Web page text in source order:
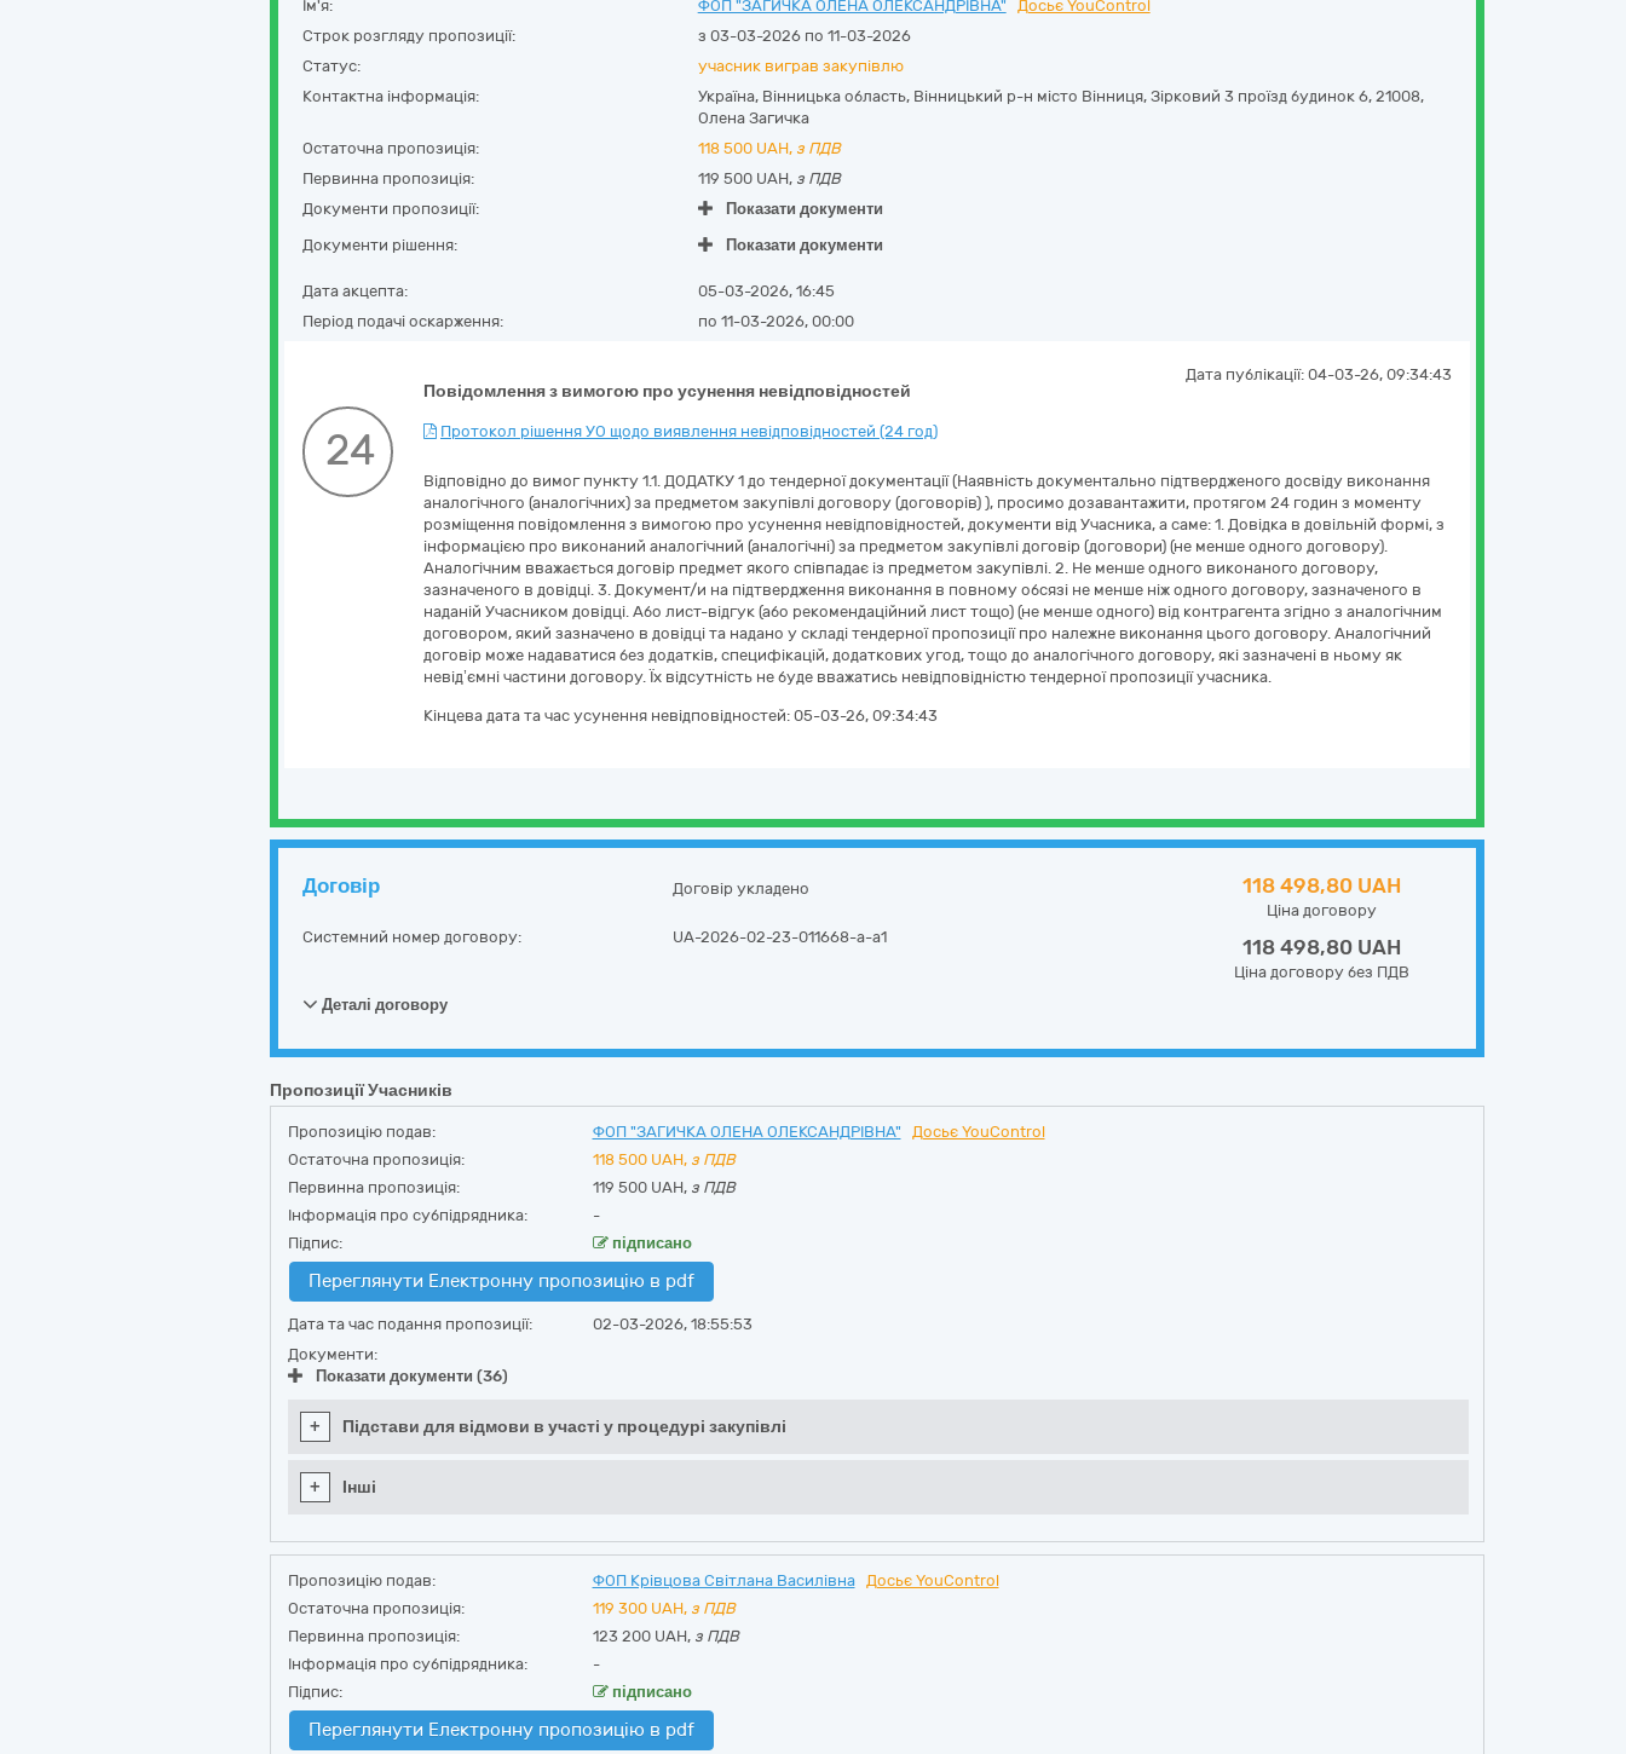
Ім'я:
ФОП "ЗАГИЧКА ОЛЕНА ОЛЕКСАНДРІВНА"
Досьє YouControl
Строк розгляду пропозиції:
з 03-03-2026 по 11-03-2026
Статус:
учасник виграв закупівлю
Контактна інформація:
Україна, Вінницька область, Вінницький р-н місто Вінниця, Зірковий 3 проїзд будинок 6, 21008,
Олена Загичка
Остаточна пропозиція:
118 500 UAH, з ПДВ
Первинна пропозиція:
119 500 UAH, з ПДВ
Документи пропозиції:
Показати документи
Документи рішення:
Показати документи
Дата акцепта:
05-03-2026, 16:45
Період подачі оскарження:
по 11-03-2026, 00:00
Повідомлення з вимогою про усунення невідповідностей
Дата публікації: 04-03-26, 09:34:43
24 Протокол рішення УО щодо виявлення невідповідностей (24 год)
Відповідно до вимог пункту 1.1. ДОДАТКУ 1 до тендерної документації (Наявність документально підтвердженого досвіду виконання
аналогічного (аналогічних) за предметом закупівлі договору (договорів) ), просимо дозавантажити, протягом 24 годин з моменту
розміщення повідомлення з вимогою про усунення невідповідностей, документи від Учасника, а саме: 1. Довідка в довільній формі, з
інформацією про виконаний аналогічний (аналогічні) за предметом закупівлі договір (договори) (не менше одного договору).
Аналогічним вважається договір предмет якого співпадає із предметом закупівлі. 2. Не менше одного виконаного договору,
зазначеного в довідці. 3. Документ/и на підтвердження виконання в повному обсязі не менше ніж одного договору, зазначеного в
наданій Учасником довідці. Або лист-відгук (або рекомендаційний лист тощо) (не менше одного) від контрагента згідно з аналогічним
договором, який зазначено в довідці та надано у складі тендерної пропозиції про належне виконання цього договору. Аналогічний
договір може надаватися без додатків, специфікацій, додаткових угод, тощо до аналогічного договору, які зазначені в ньому як
невід’ємні частини договору. Їх відсутність не буде вважатись невідповідністю тендерної пропозиції учасника.
Кінцева дата та час усунення невідповідностей: 05-03-26, 09:34:43
Договір Договір укладено
Системний номер договору: UA-2026-02-23-011668-a-a1
118 498,80 UAH
Ціна договору
118 498,80 UAH
Ціна договору без ПДВ
Деталі договору
Пропозиції Учасників
Пропозицію подав: ФОП "ЗАГИЧКА ОЛЕНА ОЛЕКСАНДРІВНА"
Досьє YouControl
Остаточна пропозиція:
118 500 UAH, з ПДВ
Первинна пропозиція:
119 500 UAH, з ПДВ
Інформація про субпідрядника:
-
Підпис:
підписано
Переглянути Електронну пропозицію в pdf
Дата та час подання пропозиції:
02-03-2026, 18:55:53
Документи:
Показати документи (36)
+ Підстави для відмови в участі у процедурі закупівлі
+ Інші
Пропозицію подав: ФОП Крівцова Світлана Василівна
Досьє YouControl
Остаточна пропозиція:
119 300 UAH, з ПДВ
Первинна пропозиція:
123 200 UAH, з ПДВ
Інформація про субпідрядника:
-
Підпис:
підписано
Переглянути Електронну пропозицію в pdf